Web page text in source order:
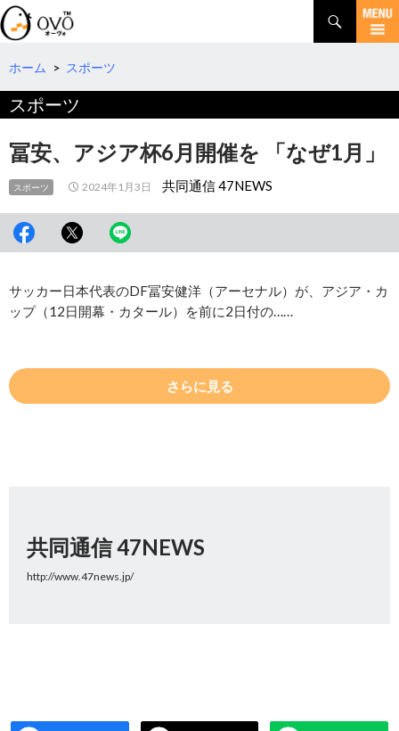
検
索
コ
テ
へ
移
ホーム > スポーツ
スポーツ
冨安、アジア杯6月開催を 「なぜ1月」
スポーツ 2024年1月3日 共同通信 47NEWS
サッカー日本代表のDF冨安健洋（アーセナル）が、アジア・カ
ップ（12日開幕・カタール）を前に2日付の……
さらに見る
共同通信 47NEWS
http://www.47news.jp/